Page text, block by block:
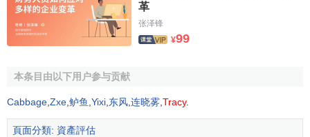
是將價值類型分為現行市價、
格，這是我國理論界比較早的具有代表性的觀點。另一種則
是根據《國際評估準則》，將價值類型區分為
廣泛應用。
一、是將價值類型分為現行市價、重置成本、收益現值
和清算價格，這是我國理論界比較早的具有代表性的觀點。
革
张泽锋
¥99
本条目由以下用户参与贡献
Cabbage Zxe 鲈鱼 Yixi 东风 连晓雾 Tracy.
頁面分類: 資產評估